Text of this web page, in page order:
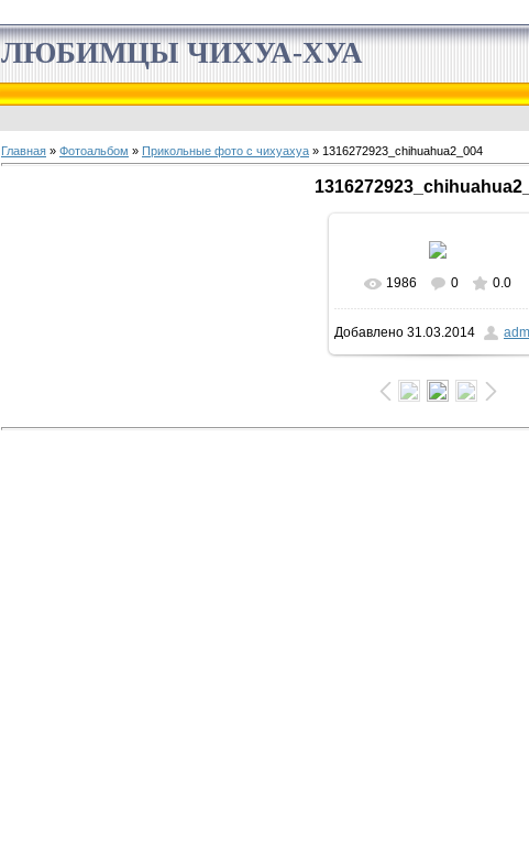
ЛЮБИМЦЫ ЧИХУА-ХУА
Главная » Фотоальбом » Прикольные фото с чихуахуа » 1316272923_chihuahua2_004
1986 0 0.0
Добавлено 31.03.2014